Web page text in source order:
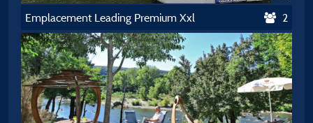
Emplacement Leading Premium Xxl 2